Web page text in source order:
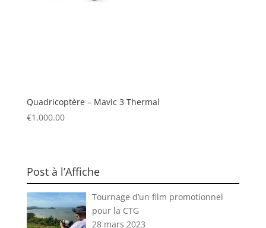
Quadricoptère – Mavic 3 Thermal
€1,000.00
Post à l’Affiche
Tournage d’un film promotionnel
pour la CTG
28 mars 2023